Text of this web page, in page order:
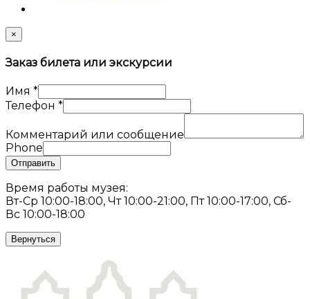
×
Заказ билета или экскурсии
Имя *
Телефон *
Комментарий или сообщение
Phone
Отправить
Время работы музея:
Вт-Ср 10:00-18:00, Чт 10:00-21:00, Пт 10:00-17:00, Сб-
Вс 10:00-18:00
Вернуться